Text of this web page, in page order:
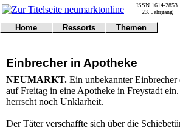
Einbrecher in Apotheke
NEUMARKT. Ein unbekannter
auf Freitag in eine Apotheke in Freystadt
herrscht noch Unklarheit.
Der Täter verschaffte sich über die
ISSN 1614-2853
23. Jahrgang
Home
Notfall
Impressum
Ressorts
Wirtschaft
Sport
Polizei
Wetter
Themen
Gericht
Online
Gesundheit
Tipps
Statistiken